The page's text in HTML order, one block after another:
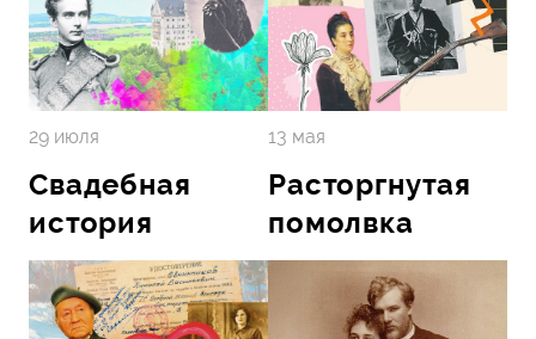
29 июля 13 мая
Свадебная
история
Расторгнутая
помолвка